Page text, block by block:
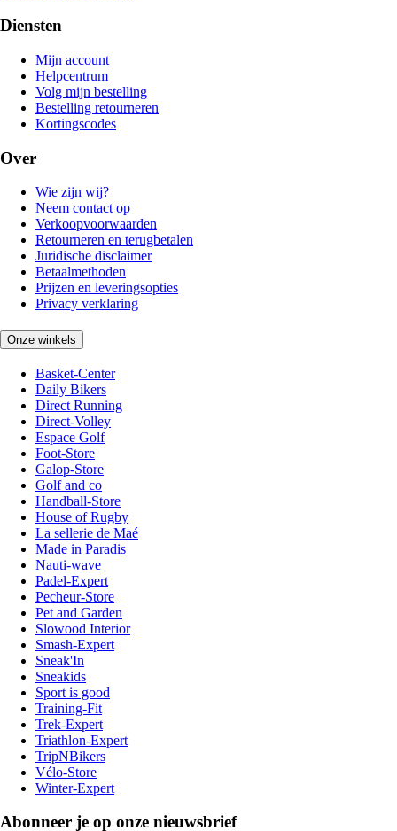
Diensten
Mijn account
Helpcentrum
Volg mijn bestelling
Bestelling retourneren
Kortingscodes
Over
Wie zijn wij?
Neem contact op
Verkoopvoorwaarden
Retourneren en terugbetalen
Juridische disclaimer
Betaalmethoden
Prijzen en leveringsopties
Privacy verklaring
Onze winkels
Basket-Center
Daily Bikers
Direct Running
Direct-Volley
Espace Golf
Foot-Store
Galop-Store
Golf and co
Handball-Store
House of Rugby
La sellerie de Maé
Made in Paradis
Nauti-wave
Padel-Expert
Pecheur-Store
Pet and Garden
Slowood Interior
Smash-Expert
Sneak'In
Sneakids
Sport is good
Training-Fit
Trek-Expert
Triathlon-Expert
TripNBikers
Vélo-Store
Winter-Expert
Abonneer je op onze nieuwsbrief